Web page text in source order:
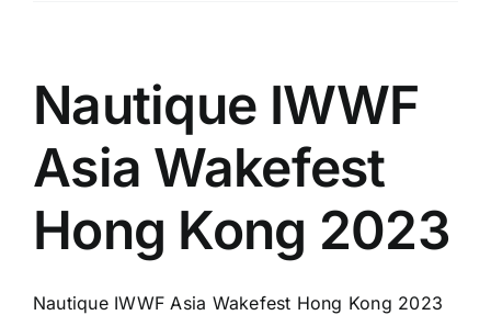
Nautique IWWF
Asia Wakefest
Hong Kong 2023
Nautique IWWF Asia Wakefest Hong Kong 2023